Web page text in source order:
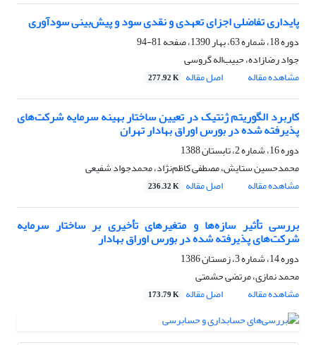
پایداری تفاضلی اجزای تعهدی و نقدی سود و پیش‌بینی سودآوری
دوره 18، شماره 63، بهار 1390، صفحه
81-94
جواد رضازاده، حبیب‌اله گروسی
مشاهده مقاله
اصل مقاله 277.92 K
کاربرد الگوریتم ژنتیک در تعیین ساختار بهینه سرمایه شرکت‌های
پذیرفته شده در بورس اوراق بهادار تهران
دوره 16، شماره 2، تابستان 1388
محمدحسین ستایش، مصطفی کاظم‌‌نژاد، محمدجواد شفیعی
مشاهده مقاله
اصل مقاله 236.32 K
بررسی تأثیر سازه‌ها و متغیرهای تأخیری بر ساختار سرمایه
شرکت‌های پذیرفته شده در بورس اوراق بهادار
دوره 14، شماره 3، زمستان 1386
محمد نمازی، مرتضی حشمتی
مشاهده مقاله
اصل مقاله 173.79 K